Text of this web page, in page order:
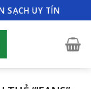
SẠCH UY TÍN